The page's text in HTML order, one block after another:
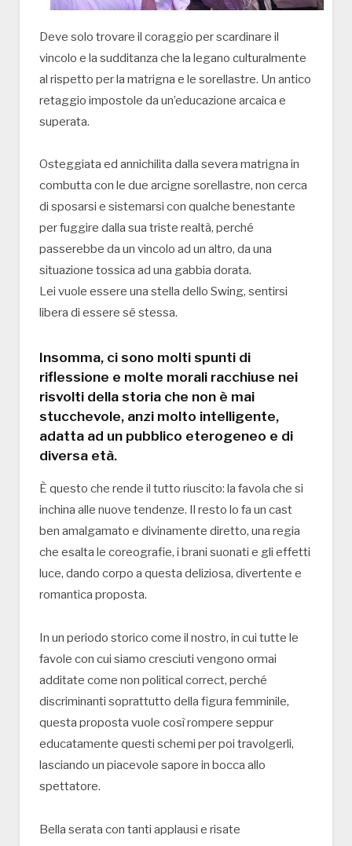
Deve solo trovare il coraggio per scardinare il
vincolo e la sudditanza che la legano culturalmente
al rispetto per la matrigna e le sorellastre. Un antico
retaggio impostole da un’educazione arcaica e
superata.
Osteggiata ed annichilita dalla severa matrigna in
combutta con le due arcigne sorellastre, non cerca
di sposarsi e sistemarsi con qualche benestante
per fuggire dalla sua triste realtà, perché
passerebbe da un vincolo ad un altro, da una
situazione tossica ad una gabbia dorata.
Lei vuole essere una stella dello Swing, sentirsi
libera di essere sé stessa.
Insomma, ci sono molti spunti di
riflessione e molte morali racchiuse nei
risvolti della storia che non è mai
stucchevole, anzi molto intelligente,
adatta ad un pubblico eterogeneo e di
diversa età.
È questo che rende il tutto riuscito: la favola che si
inchina alle nuove tendenze. Il resto lo fa un cast
ben amalgamato e divinamente diretto, una regia
che esalta le coreografie, i brani suonati e gli effetti
luce, dando corpo a questa deliziosa, divertente e
romantica proposta.
In un periodo storico come il nostro, in cui tutte le
favole con cui siamo cresciuti vengono ormai
additate come non political correct, perché
discriminanti soprattutto della figura femminile,
questa proposta vuole così rompere seppur
educatamente questi schemi per poi travolgerli,
lasciando un piacevole sapore in bocca allo
spettatore.
Bella serata con tanti applausi e risate